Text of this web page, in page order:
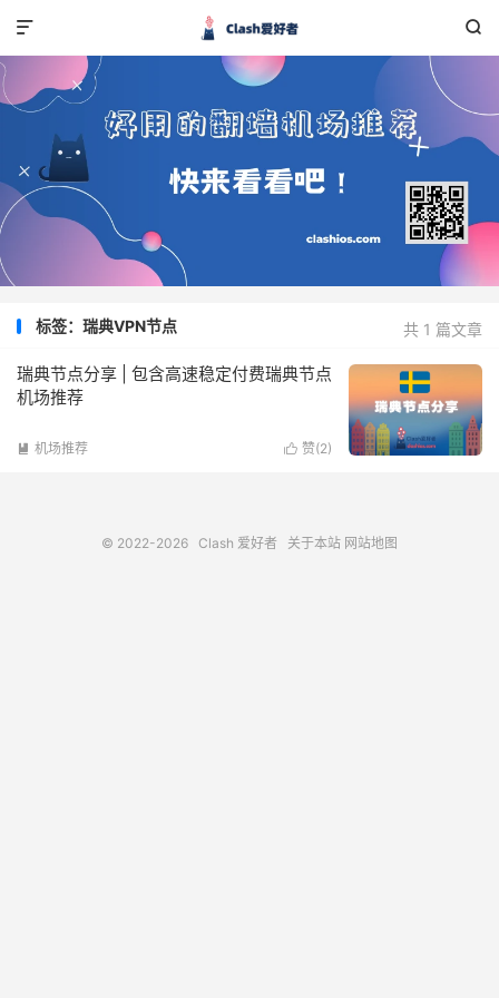


共 1 篇文章
标签：瑞典VPN节点
瑞典节点分享 | 包含高速稳定付费瑞典节点
机场推荐
 赞(2)
 机场推荐
© 2022-2026 Clash 爱好者 关于本站 网站地图